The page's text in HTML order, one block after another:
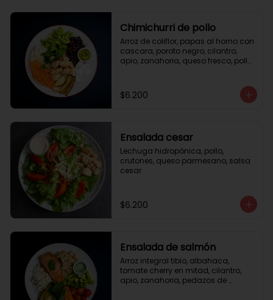
Chimichurri de pollo
Arroz de coliflor, papas al horno con
cascara, poroto negro, cilantro,
apio, zanahoria, queso fresco, pollo
$6.200
Ensalada cesar
Lechuga hidropónica, pollo,
crutones, queso parmesano, salsa
cesar
$6.200
Ensalada de salmón
Arroz integral tibio, albahaca,
tomate cherry en mitad, cilantro,
apio, zanahoria, pedazos de